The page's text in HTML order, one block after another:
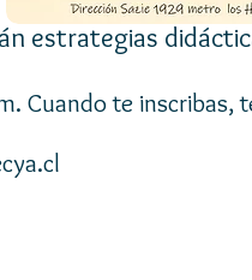
estrategias
Cuando te inscribas,